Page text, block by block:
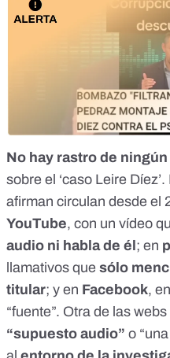
No hay rastro de
sobre el ‘caso Leire Díez
afirman circulan desde el
YouTube, con un vídeo
audio ni habla de él ; en
llamativos que sólo
titular; y en Facebook,
“fuente”. Otra de las
“supuesto audio” o